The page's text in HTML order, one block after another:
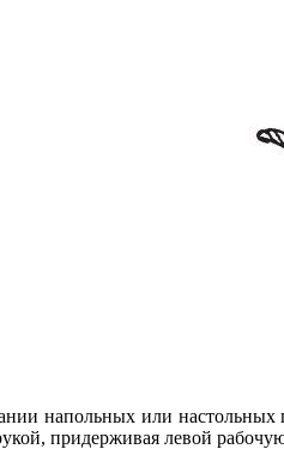
напольных или
придерживая левой